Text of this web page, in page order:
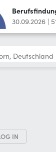
Deutschland
IN
30.09.2026|